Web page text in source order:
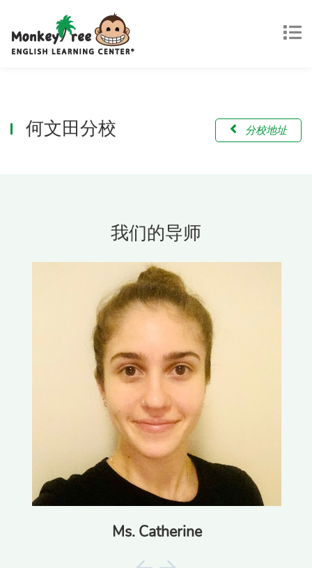
何文田分校 分校地址
我们的导师
Ms. Catherine